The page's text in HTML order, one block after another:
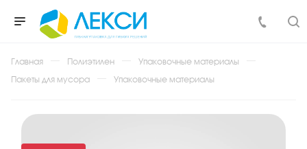
Главная Полиэтилен Упаковочные материалы
Пакеты для мусора Упаковочные материалы